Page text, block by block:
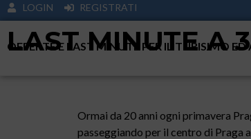
LOGIN REGISTRATI
LAST MINUTE A
OFFERTE E LAST MINUTE PER IL TURISIMO ED
Ormai da 20 anni ogni primavera
passeggiando per il centro di Praga